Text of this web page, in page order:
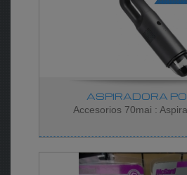
ASPIRADORA
Accesorios 70mai :